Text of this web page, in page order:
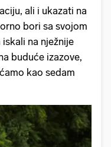
ali i ukazati na
bori sa svojom
na nježnije
buduće izazove,
kao sedam